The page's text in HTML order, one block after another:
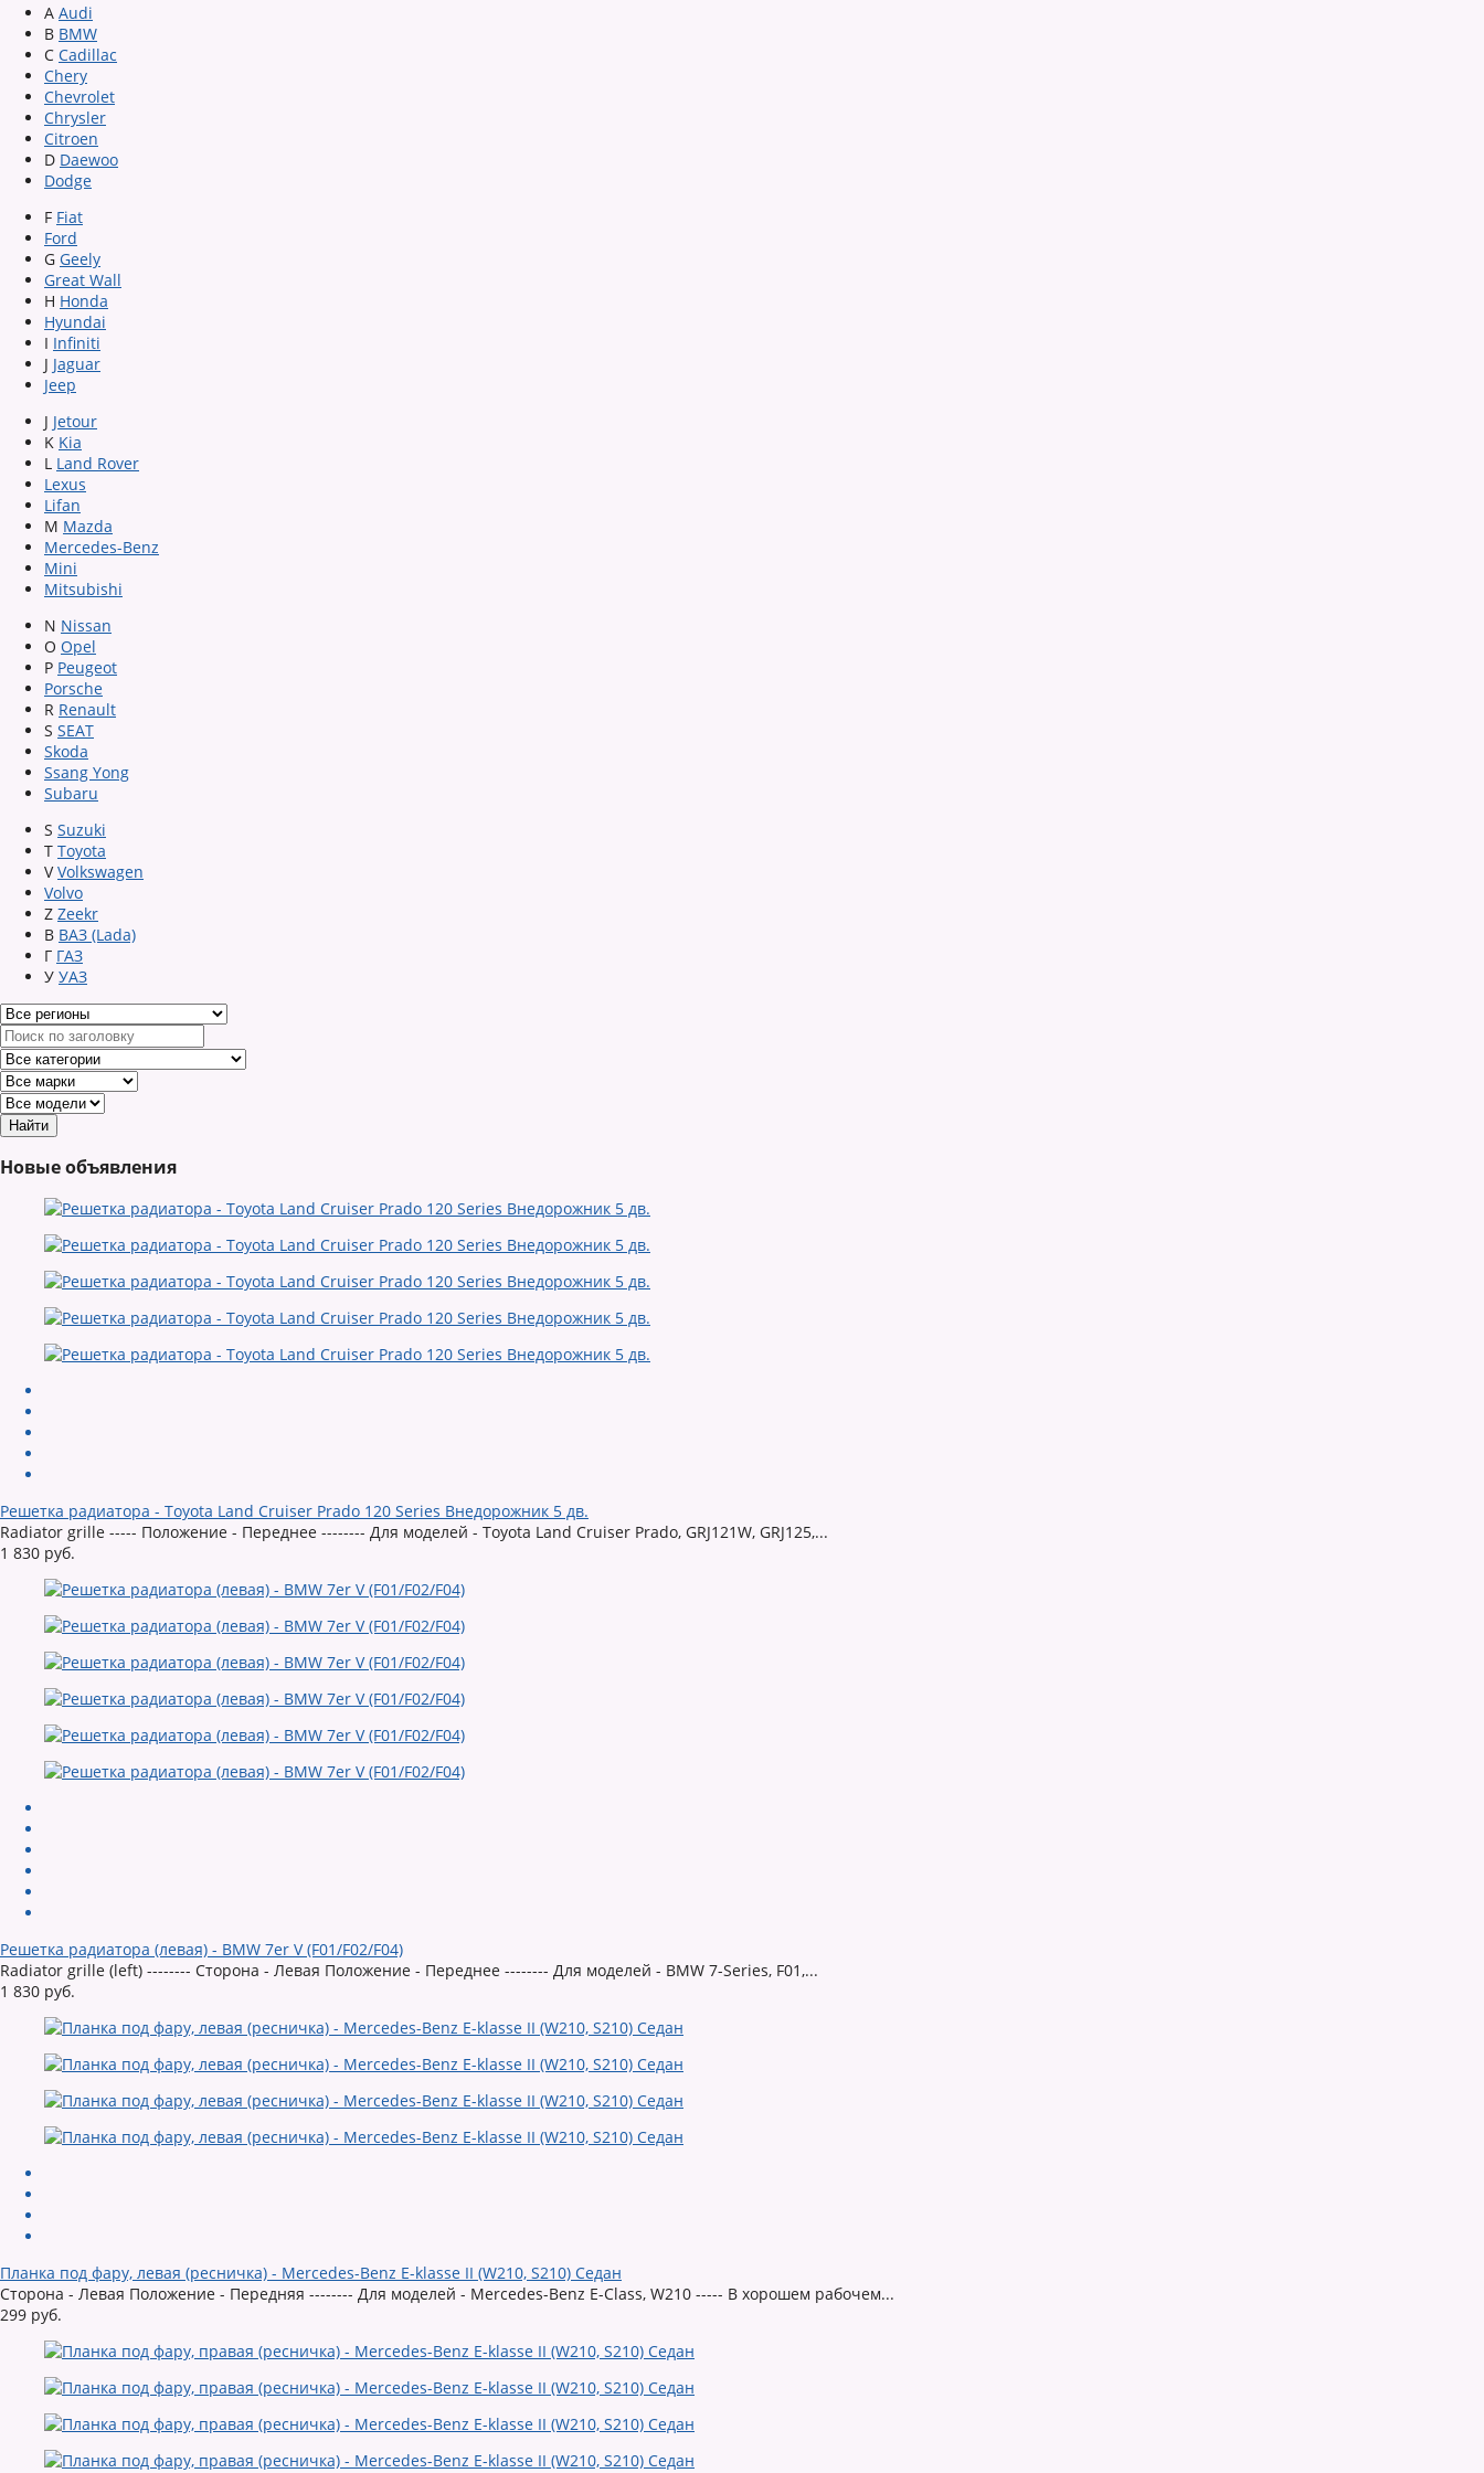
A Audi
B BMW
C Cadillac
Chery
Chevrolet
Chrysler
Citroen
D Daewoo
Dodge
F Fiat
Ford
G Geely
Great Wall
H Honda
Hyundai
I Infiniti
J Jaguar
Jeep
J Jetour
K Kia
L Land Rover
Lexus
Lifan
M Mazda
Mercedes-Benz
Mini
Mitsubishi
N Nissan
O Opel
P Peugeot
Porsche
R Renault
S SEAT
Skoda
Ssang Yong
Subaru
S Suzuki
T Toyota
V Volkswagen
Volvo
Z Zeekr
В ВАЗ (Lada)
Г ГАЗ
У УАЗ
Новые объявления
Решетка радиатора - Toyota Land Cruiser Prado 120 Series Внедорожник 5 дв.
Radiator grille ----- Положение - Переднее -------- Для моделей - Toyota Land Cruiser Prado, GRJ121W, GRJ125,...
1 830 руб.
Решетка радиатора (левая) - BMW 7er V (F01/F02/F04)
Radiator grille (left) -------- Сторона - Левая Положение - Переднее -------- Для моделей - BMW 7-Series, F01,...
1 830 руб.
Планка под фару, левая (ресничка) - Mercedes-Benz E-klasse II (W210, S210) Седан
Сторона - Левая Положение - Передняя -------- Для моделей - Mercedes-Benz E-Class, W210 ----- В хорошем рабочем...
299 руб.